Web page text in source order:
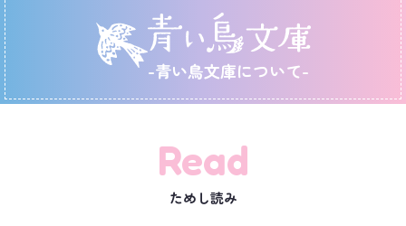
-青い鳥文庫について-
Read
ためし読み